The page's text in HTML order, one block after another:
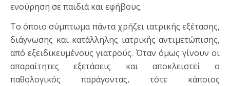
ενούρηση σε παιδιά και εφήβους.
Το όποιο σύμπτωμα πάντα χρήζει ιατρικής εξέτασης,
διάγνωσης και κατάλληλης ιατρικής αντιμετώπισης,
από εξειδικευμένους γιατρούς. Όταν όμως γίνουν οι
απαραίτητες εξετάσεις και αποκλειστεί ο
παθολογικός παράγοντας, τότε κάποιος